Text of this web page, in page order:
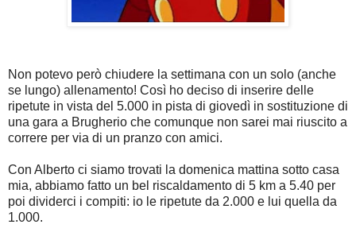
Non potevo però chiudere la settimana con un solo (anche
se lungo) allenamento! Così ho deciso di inserire delle
ripetute in vista del 5.000 in pista di giovedì in sostituzione di
una gara a Brugherio che comunque non sarei mai riuscito a
correre per via di un pranzo con amici.
Con Alberto ci siamo trovati la domenica mattina sotto casa
mia, abbiamo fatto un bel riscaldamento di 5 km a 5.40 per
poi dividerci i compiti: io le ripetute da 2.000 e lui quella da
1.000.